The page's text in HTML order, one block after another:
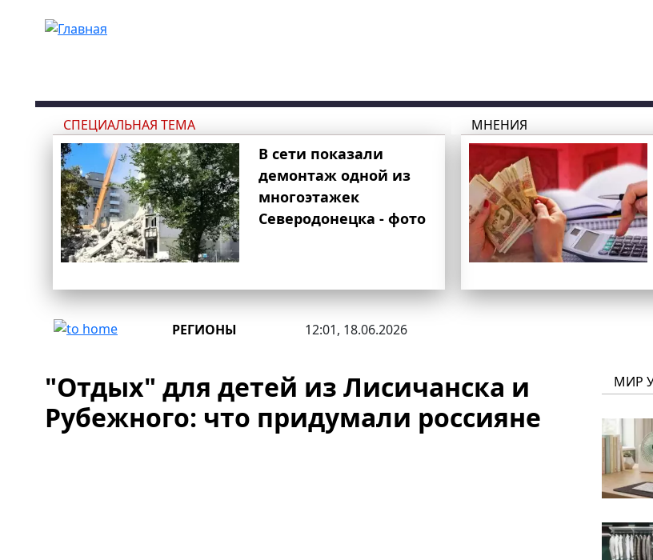
СПЕЦИАЛЬНАЯ ТЕМА
В сети показали
демонтаж одной из
многоэтажек
Северодонецка - фото
МНЕНИЯ
РЕГИОНЫ 12:01, 18.06.2026
"Отдых" для детей из Лисичанска и
Рубежного: что придумали россияне
МИР